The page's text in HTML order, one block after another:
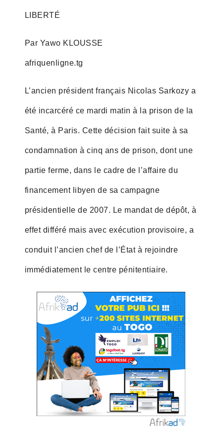
LIBERTÉ
Par Yawo KLOUSSE
afriquenligne.tg
L’ancien président français Nicolas Sarkozy a
été incarcéré ce mardi matin à la prison de la
Santé, à Paris. Cette décision fait suite à sa
condamnation à cinq ans de prison, dont une
partie ferme, dans le cadre de l’affaire du
financement libyen de sa campagne
présidentielle de 2007. Le mandat de dépôt, à
effet différé mais avec exécution provisoire, a
conduit l’ancien chef de l’État à rejoindre
immédiatement le centre pénitentiaire.